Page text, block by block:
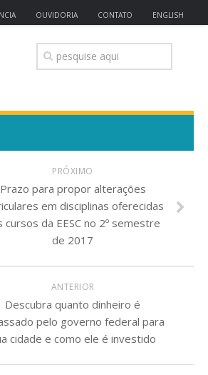
OUVIDORIA CONTATO ENGLISH
PRÓXIMO
Prazo para propor alterações
em disciplinas oferecidas
cursos da EESC no 2º semestre
de 2017
ANTERIOR
Descubra quanto dinheiro é
pelo governo federal para
cidade e como ele é investido